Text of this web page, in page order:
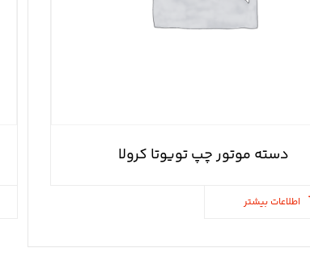
دسته موتور چپ تویوتا کرولا
اطلاعات بیشتر